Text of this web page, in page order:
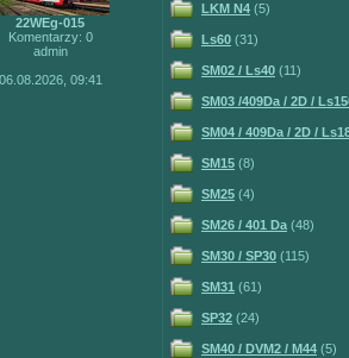
22WEg-015
Komentarzy: 0
admin
06.08.2026, 09:41
LKM N4 (5)
Ls60 (31)
SM02 / Ls40 (11)
SM03 /409Da / 2D /
SM04 / 409Da / 2D /
SM15 (8)
SM25 (4)
SM26 / 401 Da (48)
SM30 / SP30 (115)
SM31 (61)
SP32 (24)
SM40 / DVM2 / M44 (5)